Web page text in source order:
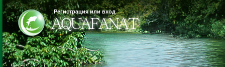
Регистрация или вход